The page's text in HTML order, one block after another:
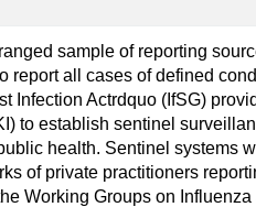
sample of reporting
report all cases of defined
Infection Actrdquo (IfSG)
to establish sentinel
health. Sentinel systems
of private practitioners
Working Groups on Influenza